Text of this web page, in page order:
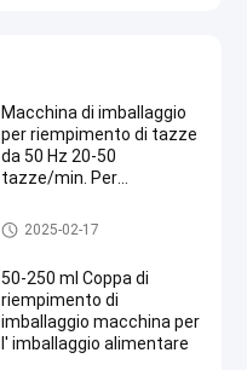
Macchina di imballaggio
per riempimento di tazze
da 50 Hz 20-50
tazze/min. Per
industriale
Macchina di imballaggio per ri
empimento di tazze
2025-02-17
50-250 ml Coppa di
riempimento di
imballaggio macchina per
l' imballaggio alimentare